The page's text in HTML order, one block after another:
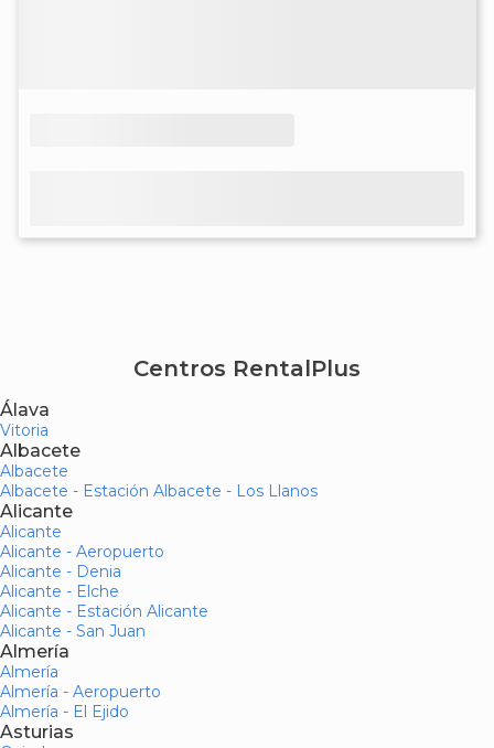
Centros RentalPlus
Álava
Vitoria
Albacete
Albacete
Albacete - Estación Albacete - Los Llanos
Alicante
Alicante
Alicante - Aeropuerto
Alicante - Denia
Alicante - Elche
Alicante - Estación Alicante
Alicante - San Juan
Almería
Almería
Almería - Aeropuerto
Almería - El Ejido
Asturias